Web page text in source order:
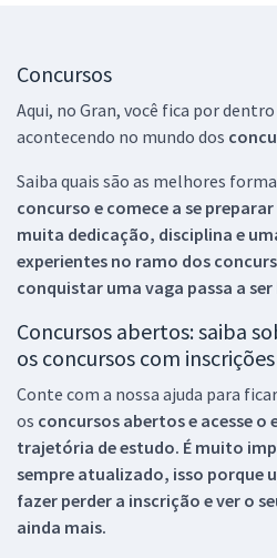
Concursos
Aqui, no Gran, você fica por
acontecendo no mundo dos
Saiba quais são as melhores
concurso e comece a se
muita dedicação, disciplina e
experientes no ramo dos
conquistar uma vaga passa a
Concursos abertos: saiba
os concursos com
Conte com a nossa ajuda para
os concursos abertos e acesse o
trajetória de estudo. É muito
sempre atualizado, isso porque
fazer perder a inscrição e ver o
ainda mais.